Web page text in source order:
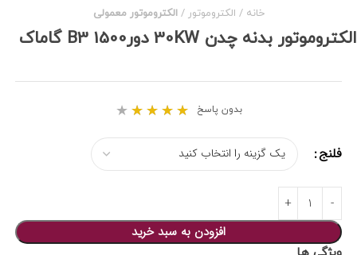
خانه الکتروموتور الکتروموتور معمولی
الکتروموتور بدنه چدن 30KW دور1500 B3 گاماک
بدون پاسخ ★
★
★
★
★
فلنج
افزودن به سبد خرید